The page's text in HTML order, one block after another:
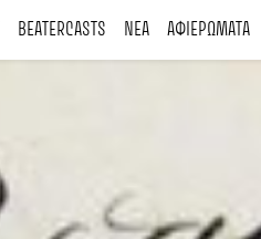
BEATERCASTS ΝΕΑ ΑΦΙΕΡΩΜΑΤΑ